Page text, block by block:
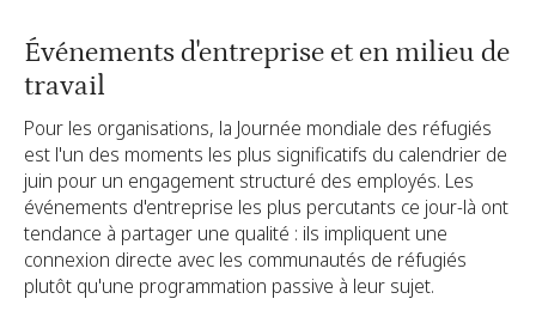
Événements d'entreprise et en milieu de
travail
Pour les organisations, la Journée mondiale des réfugiés
est l'un des moments les plus significatifs du calendrier de
juin pour un engagement structuré des employés. Les
événements d'entreprise les plus percutants ce jour-là ont
tendance à partager une qualité : ils impliquent une
connexion directe avec les communautés de réfugiés
plutôt qu'une programmation passive à leur sujet.